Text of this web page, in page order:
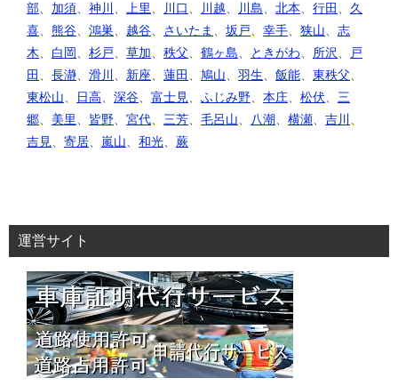
部、 加須、 神川 、 上里、 川口、 川越、 川島、 北本、 行田 、 久
喜、 熊谷、 鴻巣、 越谷、 さいたま 、 坂戸、 幸手、 狭山、 志
木、 白岡、 杉戸、 草加、 秩父、 鶴ヶ島、 ときがわ、 所沢、
戸
田 、 長瀞、 滑川 、 新座、 蓮田 、 鳩山、 羽生、 飯能、 東秩父、
東松山、 日高、 深谷、 富士見、 ふじみ野、 本庄、 松伏、 三
郷、 美里、 皆野、 宮代、 三芳、 毛呂山、 八潮、 横瀬、 吉川 、
吉見、 寄居、 嵐山、 和光、 蕨
運営サイト